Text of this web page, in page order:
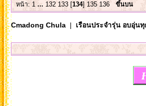
หน้า:1 ... 132 133[134]135 136 ขึ้นบน
Cmadong Chula| เรือนประจำรุ่น อบอุ่น